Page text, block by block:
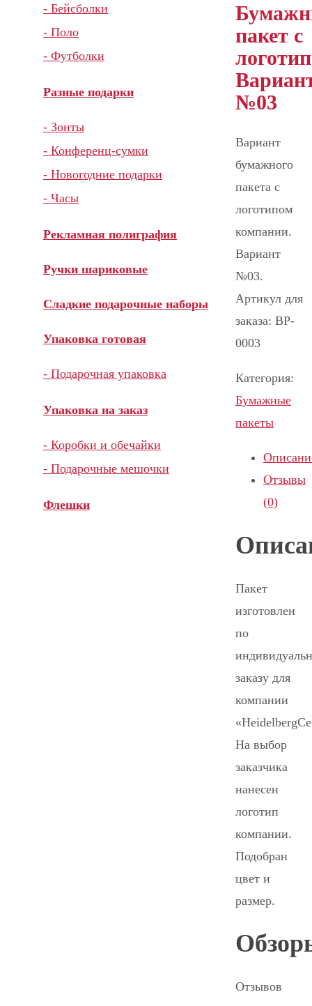
пакет с
№03
Вариант
бумажного
пакета с
логотипом
компании.
Вариант
№03.
Артикул для
заказа: BP-
0003
Категория:
Бумажные
пакеты
Отзывы
(0)
Пакет
изготовлен
по
заказу для
компании
На выбор
заказчика
нанесен
логотип
компании.
Подобран
цвет и
размер.
Отзывов
- Бейсболки
- Поло
- Футболки
Разные подарки
- Зонты
- Конференц-сумки
- Новогодние подарки
- Часы
Рекламная полиграфия
Ручки шариковые
Сладкие подарочные наборы
Упаковка готовая
- Подарочная упаковка
Упаковка на заказ
- Коробки и обечайки
- Подарочные мешочки
Флешки